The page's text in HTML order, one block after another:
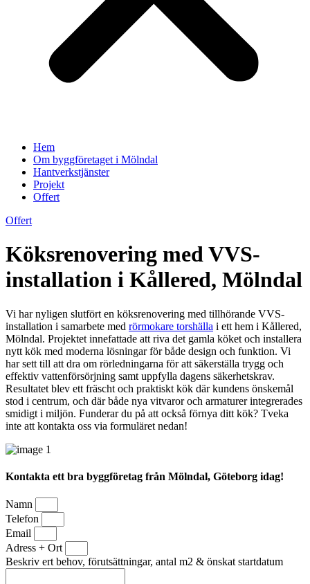
Hem
Om byggföretaget i Mölndal
Hantverkstjänster
Projekt
Offert
Offert
Köksrenovering med VVS-
installation i Kållered, Mölndal
Vi har nyligen slutfört en köksrenovering med tillhörande VVS-
installation i samarbete med rörmokare torshälla i ett hem i Kållered,
Mölndal. Projektet innefattade att riva det gamla köket och installera
nytt kök med moderna lösningar för både design och funktion. Vi
har sett till att dra om rörledningarna för att säkerställa trygg och
effektiv vattenförsörjning samt uppfylla dagens säkerhetskrav.
Resultatet blev ett fräscht och praktiskt kök där kundens önskemål
stod i centrum, och där både nya vitvaror och armaturer integrerades
smidigt i miljön. Funderar du på att också förnya ditt kök? Tveka
inte att kontakta oss via formuläret nedan!
Kontakta ett bra byggföretag från Mölndal, Göteborg idag!
Namn
Telefon
Email
Adress + Ort
Beskriv ert behov, förutsättningar, antal m2 & önskat startdatum